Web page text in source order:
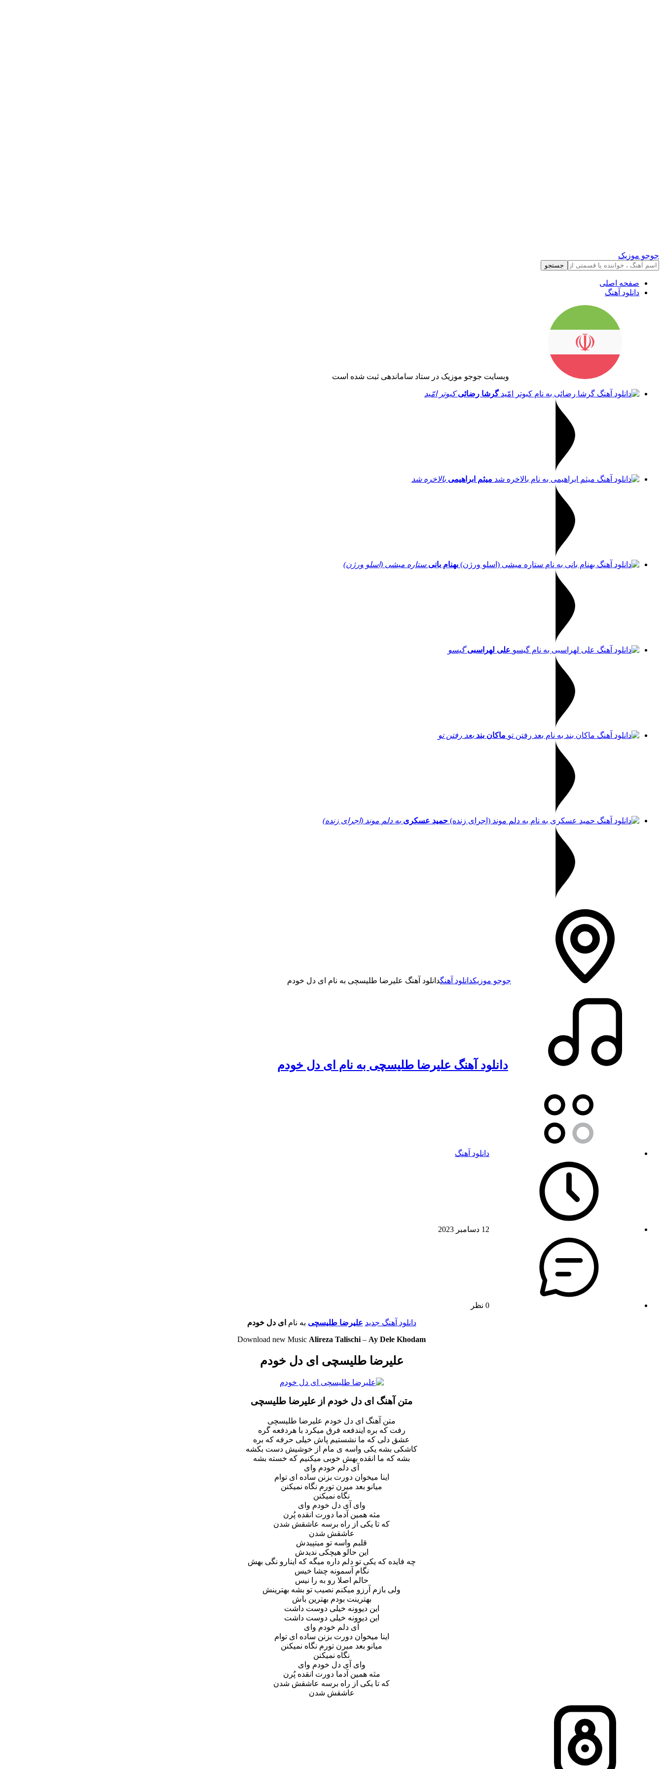
جوجو موزیک
جستجو
صفحه اصلی
دانلود آهنگ
وبسایت جوجو موزیک در ستاد ساماندهی ثبت شده است
گرشا رضائی کبوتر امّید
میثم ابراهیمی بالاخره شد
بهنام بانی ستاره میشی (اسلو ورژن)
علی لهراسبی گیسو
ماکان بند بعد رفتن تو
حمید عسکری به دلم موند (اجرای زنده)
جوجو موزیکدانلود آهنگدانلود آهنگ علیرضا طلیسچی به نام ای دل خودم
دانلود آهنگ علیرضا طلیسچی به نام ای دل خودم
دانلود آهنگ
دانلود آهنگ جدید علیرضا طلیسچی به نام ای دل خودم
Download new Music Alireza Talischi – Ay Dele Khodam
علیرضا طلیسچی ای دل خودم
متن آهنگ ای دل خودم از علیرضا طلیسچی
متن آهنگ ای دل خودم علیرضا طلیسچی
رفت که بره ایندفعه فرق میکرد با هردفعه گره
عشق دلی که ما نشستیم پاش خیلی حرفه که بره
کاشکی بشه یکی واسه ی مام از خوشیش دست بکشه
بشه که ما انقده بهش خوبی میکنیم که خسته بشه
آی دلم خودم وای
اینا میخوان دورت بزنن ساده ای توام
میانو بعد میرن تورم نگاه نمیکنن
نگاه نمیکنن
وای آی دل خودم وای
مثه همین آدما دورت انقده پُرن
که تا یکی از راه برسه عاشقش شدن
عاشقش شدن
قلبم واسه تو میتپیدش
این حالو هیچکی ندیدش
چه فایده که یکی تو دلم داره میگه که اینارو نگی بهش
نگام آسمونه چشا خیس
حالم اصلا رو به را نیس
ولی بازم آرزو میکنم نصیب تو بشه بهترینش
بهترینت بودم بهترین باش
این دیوونه خیلی دوست داشت
این دیوونه خیلی دوست داشت
آی دلم خودم وای
اینا میخوان دورت بزنن ساده ای توام
میانو بعد میرن تورم نگاه نمیکنن
نگاه نمیکنن
وای آی دل خودم وای
مثه همین آدما دورت انقده پُرن
که تا یکی از راه برسه عاشقش شدن
عاشقش شدن